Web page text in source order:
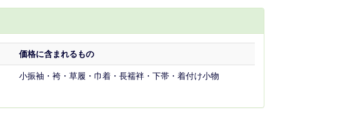
価格に含まれるもの
小振袖・袴・草履・巾着・長襦袢・下帯・着付け小物